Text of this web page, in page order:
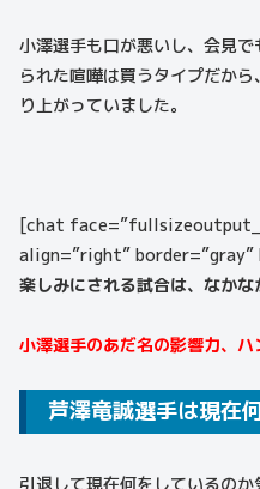
小澤選手も口が悪いし、会見
られた喧嘩は買うタイプだか
り上がっていました。
[chat
align=”right” border=”gray”
楽しみにされる試合は、なかな
小澤選手のあだ名の影響力、ハ
芦澤竜誠選手は現在
引退して現在何をしているの